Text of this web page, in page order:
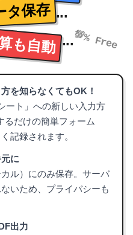
手の背番号が未入力のとき
ュさせるように変更
ッグ&ドロップ操作を直感
うに調整
タ保存 ...
も自動 ...💯% Free
を知らなくてもOK！
ート」への新しい入力方
るだけの簡単フォーム
記録されます。
に
ル）にのみ保存。サーバ
いため、プライバシーも
出力